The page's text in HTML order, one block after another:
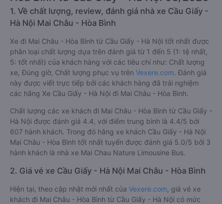
1. Về chất lượng, review, đánh giá nhà xe Cầu Giấy -
Hà Nội Mai Châu - Hòa Bình
Xe đi Mai Châu - Hòa Bình từ Cầu Giấy - Hà Nội tốt nhất được
phân loại chất lượng dựa trên đánh giá từ 1 đến 5 (1: tệ nhất,
5: tốt nhất) của khách hàng với các tiêu chí như: Chất lượng
xe, Đúng giờ, Chất lượng phục vụ trên Vexere.com. Đánh giá
này được viết trực tiếp bởi các khách hàng đã trải nghiệm
các hãng Xe Cầu Giấy - Hà Nội đi Mai Châu - Hòa Bình.
Chất lượng các xe khách đi Mai Châu - Hòa Bình từ Cầu Giấy -
Hà Nội được đánh giá 4.4, với điểm trung bình là 4.4/5 bởi
607 hành khách. Trong đó hãng xe khách Cầu Giấy - Hà Nội
Mai Châu - Hòa Bình tốt nhất tuyến được đánh giá 5.0/5 bởi 3
hành khách là nhà xe Mai Chau Nature Limousine Bus.
2. Giá vé xe Cầu Giấy - Hà Nội Mai Châu - Hòa Bình
Hiện tại, theo cập nhật mới nhất của Vexere.com , giá vé xe
khách đi Mai Châu - Hòa Bình từ Cầu Giấy - Hà Nội có mức